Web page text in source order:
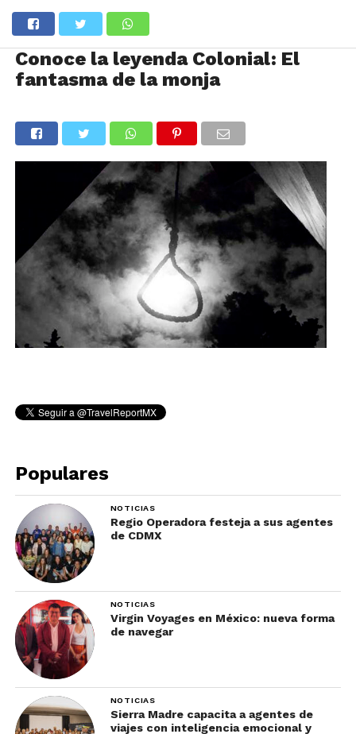
Conoce la leyenda Colonial: El
fantasma de la monja
Populares
NOTICIAS
Regio Operadora festeja a sus agentes
de CDMX
NOTICIAS
Virgin Voyages en México: nueva forma
de navegar
NOTICIAS
Sierra Madre capacita a agentes de
viajes con inteligencia emocional y